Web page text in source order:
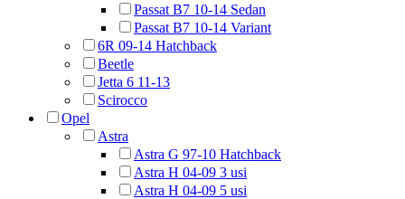
Passat B7 10-14 Sedan
Passat B7 10-14 Variant
6R 09-14 Hatchback
Beetle
Jetta 6 11-13
Scirocco
Opel
Astra
Astra G 97-10 Hatchback
Astra H 04-09 3 usi
Astra H 04-09 5 usi